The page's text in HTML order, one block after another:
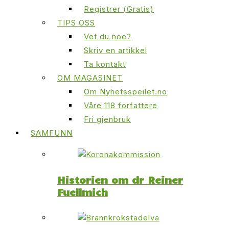
Registrer (Gratis)
TIPS OSS
Vet du noe?
Skriv en artikkel
Ta kontakt
OM MAGASINET
Om Nyhetsspeilet.no
Våre 118 forfattere
Fri gjenbruk
SAMFUNN
Historien om dr Reiner
Fuellmich